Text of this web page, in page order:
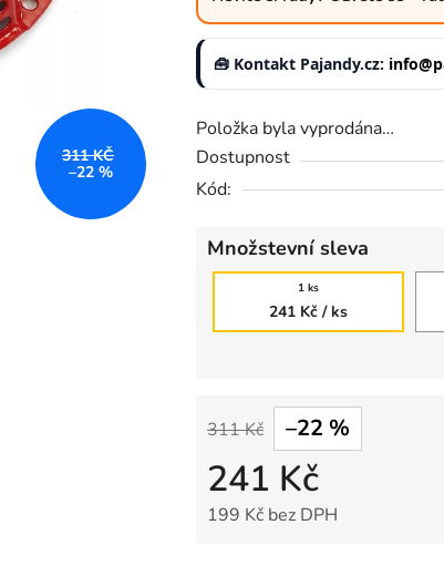
🧰 Kontakt Pajandy.cz:
Položka byla vyprodána…
Dostupnost
Kód:
Množstevní sleva
1 ks
241 Kč/ ks
311 Kč –22 %
241 Kč
199 Kč bez DPH
311 KČ
–22 %